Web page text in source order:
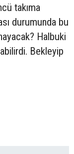
takıma
durumunda bu
Halbuki
Bekleyip